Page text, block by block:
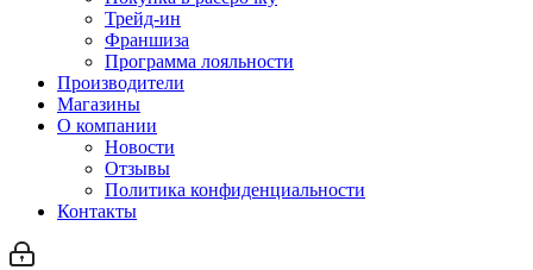
Трейд-ин
Франшиза
Программа лояльности
Производители
Магазины
О компании
Новости
Отзывы
Политика конфиденциальности
Контакты